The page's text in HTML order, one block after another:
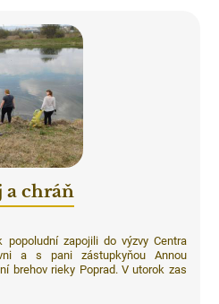
a chráň
zapojili do výzvy Centra
a s pani zástupkyňou Annou
brehov rieky Poprad. V utorok zas